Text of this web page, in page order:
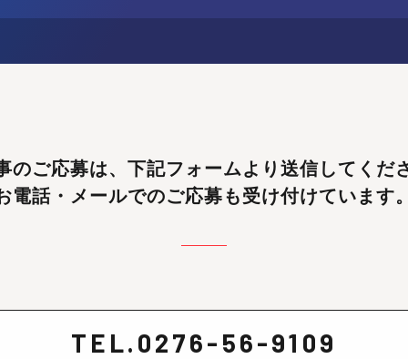
のご応募は、 下記フォームより送信してくだ
電話・メールでのご応募も受け付けています。
TEL.0276-56-9109